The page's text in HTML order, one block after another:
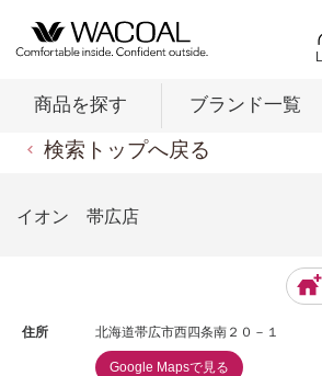
商品を探す ブランド一覧
店舗検索
検索トップへ戻る
イオン 帯広店
住所 北海道帯広市西四条南２０－１
Google Mapsで見る